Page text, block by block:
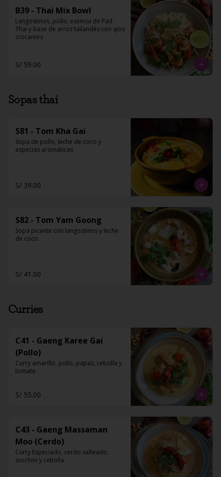
B39 - Thai Mix Bowl
Langostinos, pollo, esencia de Pad
Thai y base de arroz tailandés con ajos
crocantes
S/ 59.00
Sopas thai
S81 - Tom Kha Gai
Sopa de pollo, leche de coco y
especias aromáticas
S/ 39.00
S82 - Tom Yam Goong
Sopa picante con langostinos y leche
de coco.
S/ 41.00
Curries
C41 - Gaeng Karee Gai
(Pollo)
Curry amarillo, pollo, papas, cebolla y
tomate.
S/ 55.00
C43 - Gaeng Massaman
Moo (Cerdo)
Curry Especiado, cerdo salteado,
zucchini y cebolla.